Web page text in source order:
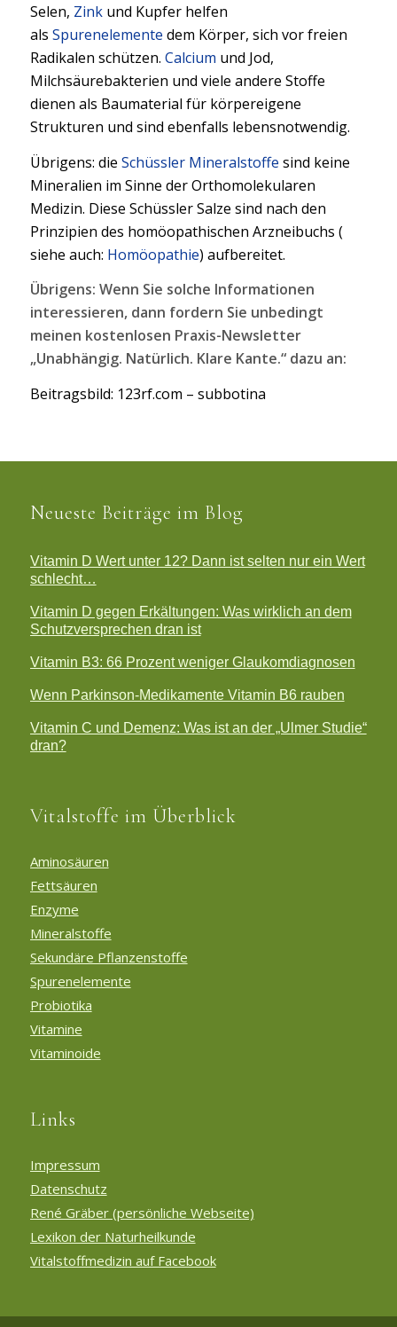
Selen, Zinkund Kupfer helfen
als Spurenelemente dem Körper, sich vor freien
Radikalen schützen. Calcium und Jod,
Milchsäurebakterien und viele andere Stoffe
dienen als Baumaterial für körpereigene
Strukturen und sind ebenfalls lebensnotwendig.
Übrigens: die Schüssler Mineralstoffe sind keine
Mineralien im Sinne der Orthomolekularen
Medizin. Diese Schüssler Salze sind nach den
Prinzipien des homöopathischen Arzneibuchs (
siehe auch: Homöopathie) aufbereitet.
Übrigens: Wenn Sie solche Informationen
interessieren, dann fordern Sie unbedingt
meinen kostenlosen Praxis-Newsletter
„Unabhängig. Natürlich. Klare Kante.“ dazu an:
Beitragsbild: 123rf.com – subbotina
Neueste Beiträge im Blog
Vitamin D Wert unter 12? Dann ist selten nur ein Wert
schlecht…
Vitamin D gegen Erkältungen: Was wirklich an dem
Schutzversprechen dran ist
Vitamin B3: 66 Prozent weniger Glaukomdiagnosen
Wenn Parkinson-Medikamente Vitamin B6 rauben
Vitamin C und Demenz: Was ist an der „Ulmer Studie“
dran?
Vitalstoffe im Überblick
Aminosäuren
Fettsäuren
Enzyme
Mineralstoffe
Sekundäre Pflanzenstoffe
Spurenelemente
Probiotika
Vitamine
Vitaminoide
Links
Impressum
Datenschutz
René Gräber (persönliche Webseite)
Lexikon der Naturheilkunde
Vitalstoffmedizin auf Facebook